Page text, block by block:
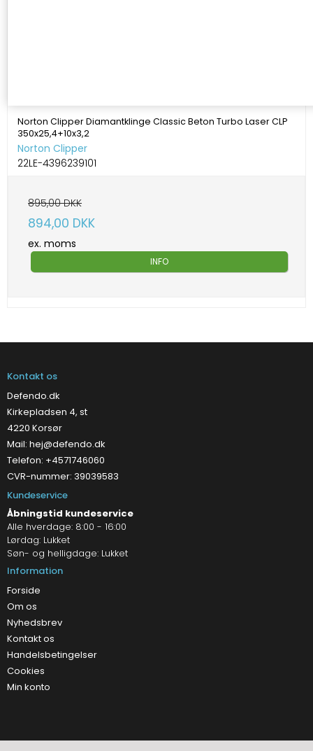
Norton Clipper Diamantklinge Classic Beton Turbo Laser CLP
350x25,4+10x3,2
Norton Clipper
22LE-4396239101
895,00 DKK
894,00 DKK
ex. moms
INFO
Kontakt os
Defendo.dk
Kirkepladsen 4, st
4220 Korsør
Mail: hej@defendo.dk
Telefon: +4571746060
CVR-nummer: 39039583
Kundeservice
Åbningstid kundeservice
Alle hverdage: 8:00 - 16:00
Lørdag: Lukket
Søn- og helligdage: Lukket
Information
Forside
Om os
Nyhedsbrev
Kontakt os
Handelsbetingelser
Cookies
Min konto